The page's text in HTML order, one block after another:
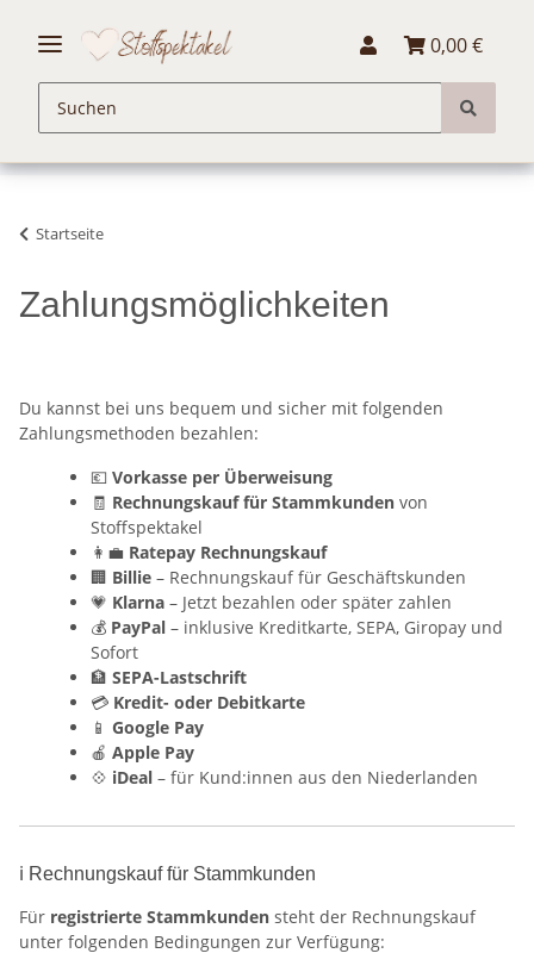
0,00 €
Startseite
Zahlungsmöglichkeiten
Du kannst bei uns bequem und sicher mit folgenden
Zahlungsmethoden bezahlen:
💶 Vorkasse per Überweisung
🧾 Rechnungskauf für Stammkunden von
Stoffspektakel
👩‍💼 Ratepay Rechnungskauf
🏢 Billie – Rechnungskauf für Geschäftskunden
💗 Klarna – Jetzt bezahlen oder später zahlen
💰 PayPal – inklusive Kreditkarte, SEPA, Giropay und
Sofort
🏦 SEPA-Lastschrift
💳 Kredit- oder Debitkarte
📱 Google Pay
🍎 Apple Pay
💠 iDeal – für Kund:innen aus den Niederlanden
ℹ️ Rechnungskauf für Stammkunden
Für registrierte Stammkunden steht der Rechnungskauf
unter folgenden Bedingungen zur Verfügung: